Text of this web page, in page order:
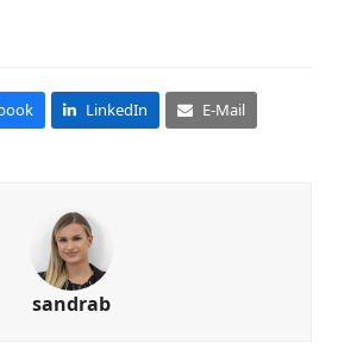
LinkedIn E-Mail
sandrab